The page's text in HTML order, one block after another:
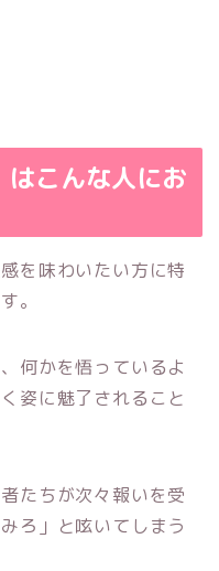
はこんな人にお
を味わいたい方に特
。
何かを悟っているよ
姿に魅了されること
たちが次々報いを受
ろ」と呟いてしまう